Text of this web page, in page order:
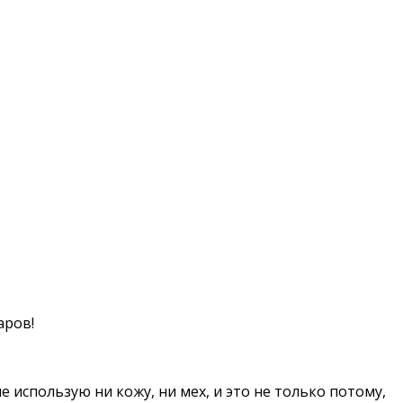
ни кожу, ни мех, и это не только потому,